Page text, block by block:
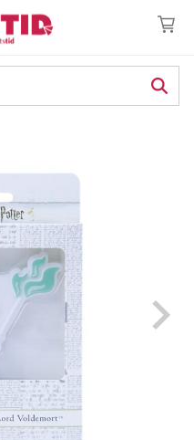
af
din
811 54,5% - 2,5 kg